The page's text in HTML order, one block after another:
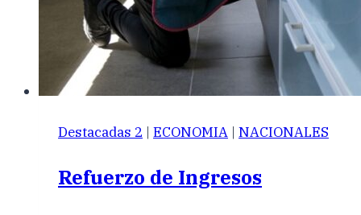
Destacadas 2 | ECONOMIA | NACIONALES
Refuerzo de Ingresos